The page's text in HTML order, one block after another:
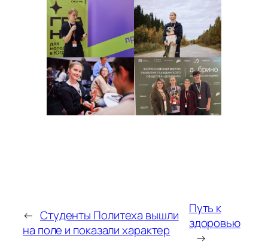
← Студенты Политеха вышли
на поле и показали характер
Путь к
здоровью
→